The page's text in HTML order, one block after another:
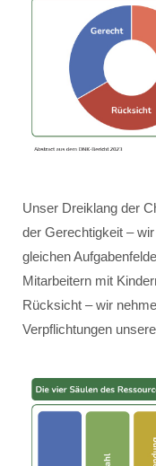
Unser Dreiklang der
der Gerechtigkeit –
gleichen
Mitarbeitern mit
Rücksicht – wir
Verpflichtungen